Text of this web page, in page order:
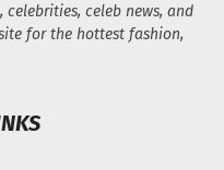
celeb news, and
for the hottest fashion,